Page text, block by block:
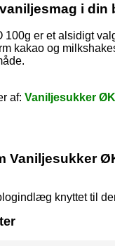
i din
er et alsidigt
kakao og
af: Vaniljesukker
Vaniljesukker
knyttet til